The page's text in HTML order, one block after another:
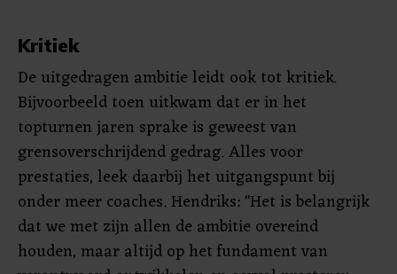
Kritiek
De uitgedragen ambitie leidt ook tot kritiek.
Bijvoorbeeld toen uitkwam dat er in het
topturnen jaren sprake is geweest van
grensoverschrijdend gedrag. Alles voor
prestaties, leek daarbij het uitgangspunt bij
onder meer coaches. Hendriks: "Het is belangrijk
dat we met zijn allen de ambitie overeind
houden, maar altijd op het fundament van